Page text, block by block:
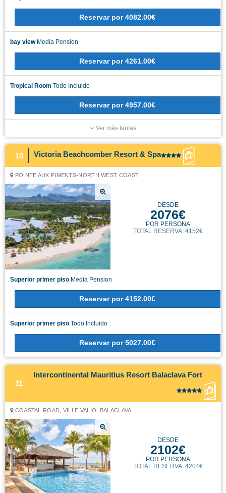
Reservar por 4082.00€
bay viewMedia Pension
Reservar por 4261.00€
Tropical Room Todo Incluido
Reservar por 4957.00€
Ver más tarifas
10 Victoria Beachcomber Resort & Spa
POINTE AUX PIMENTS-NORTH WEST COAST,
DESDE
2076€
POR PERSONA
TOTAL RESERVA: 4152€
Superior primer piso Media Pension
Reservar por 4152.00€
Superior primer piso Todo Incluido
Reservar por 5027.00€
11
Intercontinental Mauritius Resort Balaclava Fort
COASTAL ROAD, VILLE VALIO. BALACLAVA
DESDE
2102€
POR PERSONA
TOTAL RESERVA: 4204€